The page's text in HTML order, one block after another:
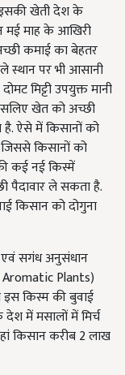
खेती देश के
मई माह के आखिरी
कमाई का बेहतर
स्थान पर भी आसानी
मिट्टी उपयुक्त मानी
खेत को अच्छी
है. ऐसे में किसानों को
किसानों को
कई नई किस्में
पैदावार ले सकता है.
किसान को दोगुना
एवं सगंध अनुसंधान
Plants)
इस किस्म की बुवाई
देश में मसालों में मिर्च
किसान करीब 2 लाख